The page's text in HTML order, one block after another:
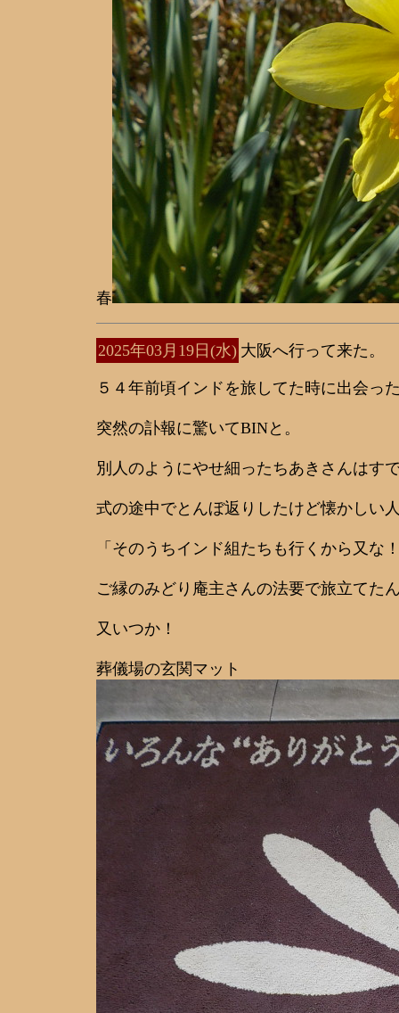
春
2025年03月19日(水) 大阪へ行って来た。
５４年前頃インドを旅してた時に出会っ
突然の訃報に驚いてBINと。
別人のようにやせ細ったちあきさんはす
式の途中でとんぼ返りしたけど懐かしい
「そのうちインド組たちも行くから又な
ご縁のみどり庵主さんの法要で旅立てた
又いつか！
葬儀場の玄関マット